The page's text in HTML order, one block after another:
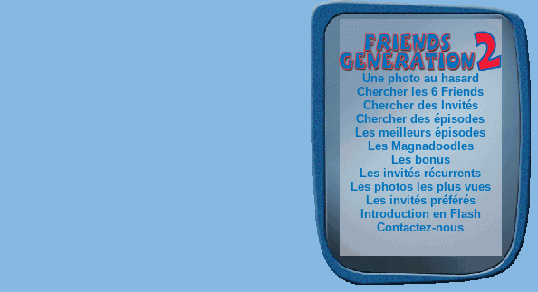
Une photo au hasard
Chercher les 6 Friends
Chercher des Invités
Chercher des épisodes
Les meilleurs épisodes
Les Magnadoodles
Les bonus
Les invités récurrents
Les photos les plus vues
Les invités préférés
Introduction en Flash
Contactez-nous